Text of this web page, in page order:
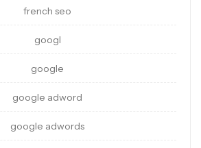
french seo
googl
google
google adword
google adwords